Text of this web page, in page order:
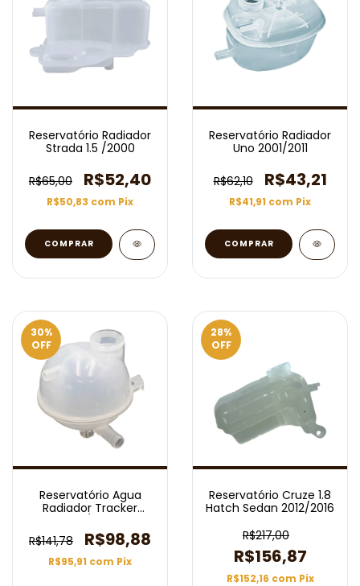
Reservatório Radiador
Strada 1.5 /2000
R$65,00 R$52,40
R$50,83 com Pix
Reservatório Radiador
Uno 2001/2011
R$62,10 R$43,21
R$41,91 com Pix
30%
OFF
Reservatório Agua
Radiador Tracker
R$141,78
R$98,88
R$95,91 com Pix
28%
OFF
Reservatório Cruze 1.8
Hatch Sedan 2012/2016
R$217,00
R$156,87
R$152,16 com Pix